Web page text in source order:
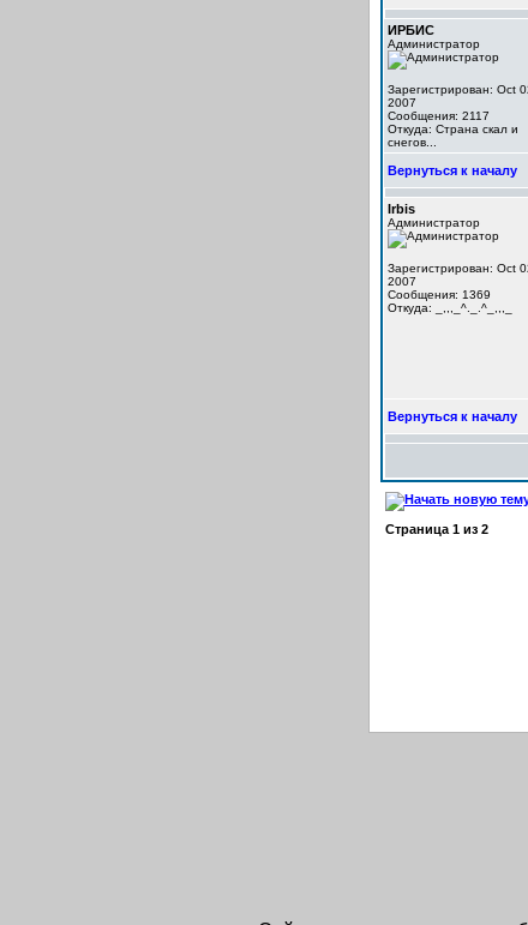
ИРБИС
Администратор
Зарегистрирован: Oct
2007
Сообщения: 2117
Откуда: Cтрана скал и
снегов...
Вернуться к началу
Irbis
Администратор
Зарегистрирован: Oct
2007
Сообщения: 1369
Откуда: _,,,_^._.^_,,,_
Вернуться к началу
Страница 1из 2